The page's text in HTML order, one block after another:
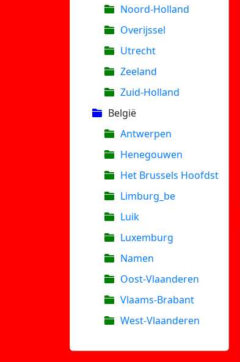
Noord-Holland
Overijssel
Utrecht
Zeeland
Zuid-Holland
België
Antwerpen
Henegouwen
Het Brussels Hoofdst
Limburg_be
Luik
Luxemburg
Namen
Oost-Vlaanderen
Vlaams-Brabant
West-Vlaanderen